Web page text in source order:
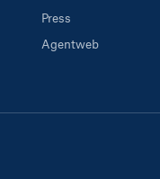
Press
Agentweb